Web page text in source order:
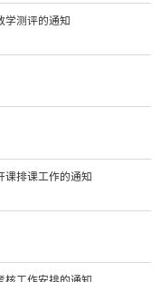
学测评的通知
课排课工作的通知